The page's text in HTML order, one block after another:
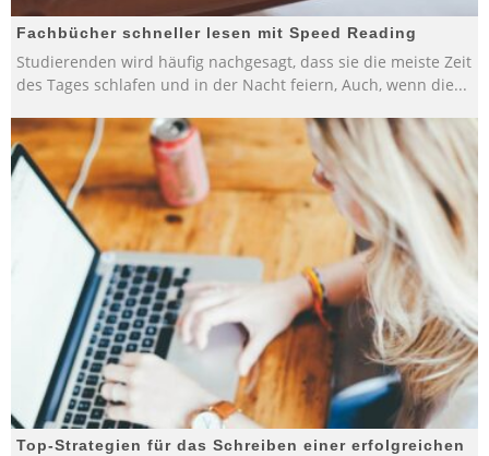
Fachbücher schneller lesen mit Speed Reading
Studierenden wird häufig nachgesagt, dass sie die meiste Zeit
des Tages schlafen und in der Nacht feiern, Auch, wenn die...
Top-Strategien für das Schreiben einer erfolgreichen